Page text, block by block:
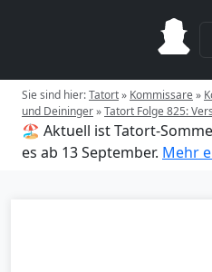
Sie sind hier:Tatort» Kommissare»
und Deininger»Tatort Folge 825:
🏖️ Aktuell ist Tatort-
es ab 13 September. Mehr